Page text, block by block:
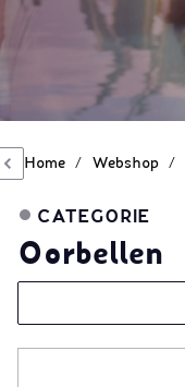
Home / Webshop /
CATEGORIE
Oorbellen